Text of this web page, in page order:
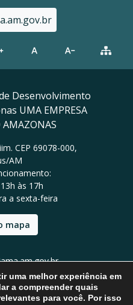
Desenvolvimento
UMA EMPRESA
AMAZONAS
CEP 69078-000,
AM
às 17h
a sexta-feira
mapa
9999
uma melhor experiência em
a compreender quais
para você. Por isso